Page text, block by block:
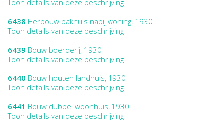
Toon details van deze beschrijving
6438 Herbouw bakhuis nabij woning, 1930
Toon details van deze beschrijving
6439 Bouw boerderij, 1930
Toon details van deze beschrijving
6440 Bouw houten landhuis, 1930
Toon details van deze beschrijving
6441 Bouw dubbel woonhuis, 1930
Toon details van deze beschrijving